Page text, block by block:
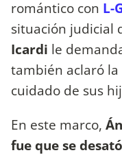
romántico con L-
situación judicial
Icardi le
también aclaró
cuidado de sus
En este marco,
fue que se